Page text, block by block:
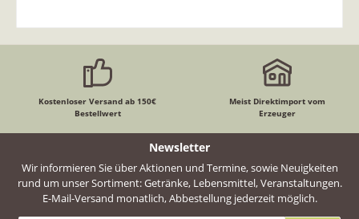
Kostenloser Versand ab 150€
Bestellwert
Meist Direktimport vom
Erzeuger
Newsletter
Wir informieren Sie über Aktionen und Termine, sowie Neuigkeiten
rund um unser Sortiment: Getränke, Lebensmittel, Veranstaltungen.
E-Mail-Versand monatlich, Abbestellung jederzeit möglich.